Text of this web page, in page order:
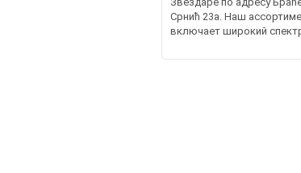
Срнић 23а. Наш
включает широкий